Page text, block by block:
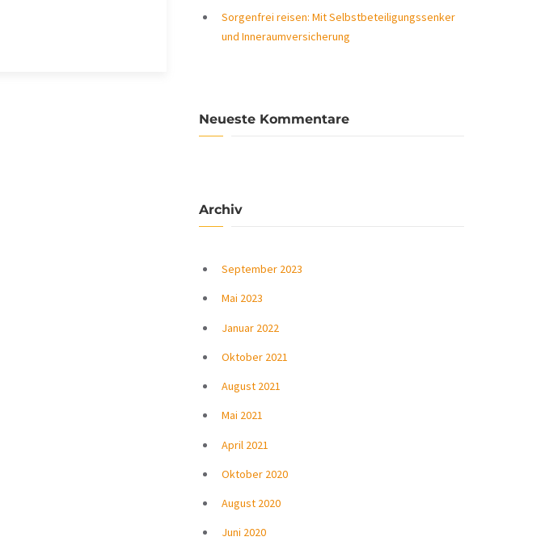
Sorgenfrei reisen: Mit Selbstbeteiligungssenker
und Inneraumversicherung
Neueste Kommentare
Archiv
September 2023
Mai 2023
Januar 2022
Oktober 2021
August 2021
Mai 2021
April 2021
Oktober 2020
August 2020
Juni 2020